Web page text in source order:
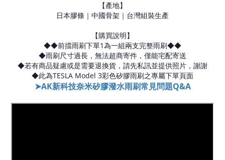
【產地】
日本膠條｜中國骨架｜台灣組裝生產
【購買說明】
◆◆前擋雨刷下單1為一組兩支完整雨刷◆◆
◆雨刷尺寸過長，無法超商寄件，僅能宅配寄送
◆若有商品疑慮或是需要退換貨，請先私訊並提供照片，謝謝
◆此為TESLA Model 3彩色矽膠雨刷之專屬下單頁面
➤AK新科技奈米矽膠潑水雨刷常見問題Q&A